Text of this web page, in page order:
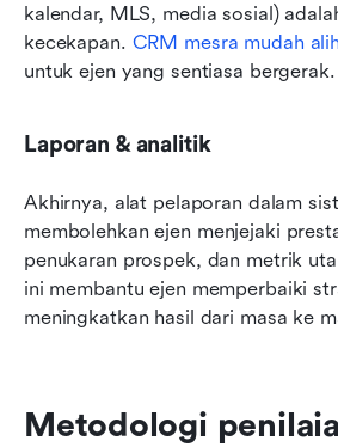
kalendar, MLS, media sosial)
kecekapan. CRM mesra mudah alih
untuk ejen yang sentiasa bergerak.
Laporan & analitik
Akhirnya, alat pelaporan dalam
membolehkan ejen menjejaki
penukaran prospek, dan metrik
ini membantu ejen memperbaiki
meningkatkan hasil dari masa ke
Metodologi